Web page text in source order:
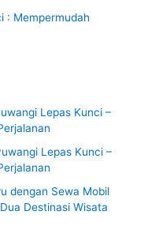
: Mempermudah
Lepas Kunci –
Lepas Kunci –
dengan Sewa Mobil
Destinasi Wisata